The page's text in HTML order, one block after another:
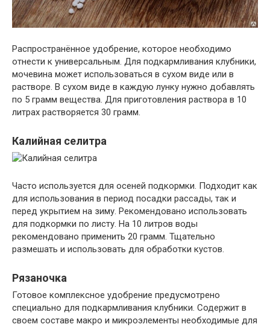
Распространённое удобрение, которое необходимо
отнести к универсальным. Для подкармливания клубники,
мочевина может использоваться в сухом виде или в
растворе. В сухом виде в каждую лунку нужно добавлять
по 5 грамм вещества. Для приготовления раствора в 10
литрах растворяется 30 грамм.
Калийная селитра
Часто используется для осеней подкормки. Подходит как
для использования в период посадки рассады, так и
перед укрытием на зиму. Рекомендовано использовать
для подкормки по листу. На 10 литров воды
рекомендовано применить 20 грамм. Тщательно
размешать и использовать для обработки кустов.
Рязаночка
Готовое комплексное удобрение предусмотрено
специально для подкармливания клубники. Содержит в
своем составе макро и микроэлементы необходимые для